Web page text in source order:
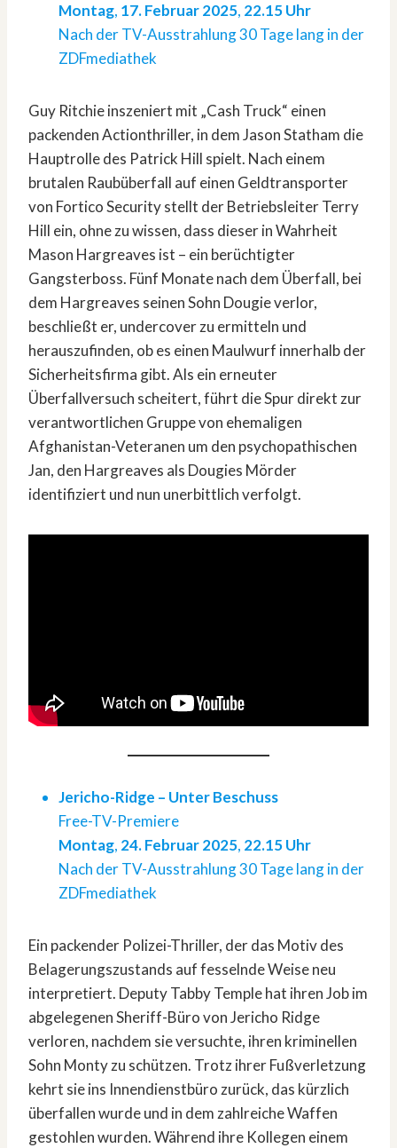
Montag, 17. Februar 2025, 22.15 Uhr
Nach der TV-Ausstrahlung 30 Tage lang in der
ZDFmediathek
Guy Ritchie inszeniert mit „Cash Truck“ einen
packenden Actionthriller, in dem Jason Statham die
Hauptrolle des Patrick Hill spielt. Nach einem
brutalen Raubüberfall auf einen Geldtransporter
von Fortico Security stellt der Betriebsleiter Terry
Hill ein, ohne zu wissen, dass dieser in Wahrheit
Mason Hargreaves ist – ein berüchtigter
Gangsterboss. Fünf Monate nach dem Überfall, bei
dem Hargreaves seinen Sohn Dougie verlor,
beschließt er, undercover zu ermitteln und
herauszufinden, ob es einen Maulwurf innerhalb der
Sicherheitsfirma gibt. Als ein erneuter
Überfallversuch scheitert, führt die Spur direkt zur
verantwortlichen Gruppe von ehemaligen
Afghanistan-Veteranen um den psychopathischen
Jan, den Hargreaves als Dougies Mörder
identifiziert und nun unerbittlich verfolgt.
Jericho-Ridge – Unter Beschuss
Free-TV-Premiere
Montag, 24. Februar 2025, 22.15 Uhr
Nach der TV-Ausstrahlung 30 Tage lang in der
ZDFmediathek
Ein packender Polizei-Thriller, der das Motiv des
Belagerungszustands auf fesselnde Weise neu
interpretiert. Deputy Tabby Temple hat ihren Job im
abgelegenen Sheriff-Büro von Jericho Ridge
verloren, nachdem sie versuchte, ihren kriminellen
Sohn Monty zu schützen. Trotz ihrer Fußverletzung
kehrt sie ins Innendienstbüro zurück, das kürzlich
überfallen wurde und in dem zahlreiche Waffen
gestohlen wurden. Während ihre Kollegen einem